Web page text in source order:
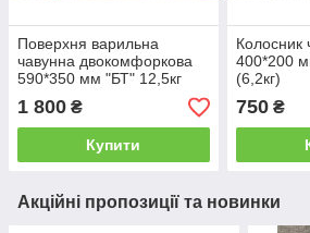
Поверхня варильна
чавунна двокомфоркова
590*350 мм "БТ" 12,5кг
1 800 ₴
Купити
Колосник
400*200
(6,2кг)
750₴
Акційні пропозиції та новинки